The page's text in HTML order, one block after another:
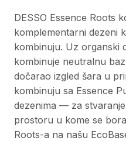
DESSO Essence Roots
komplementarni dezeni
kombinuju. Uz organski
kombinuje neutralnu
dočarao izgled šara u
kombinuju sa Essence
dezenima — za
prostoru u kome se
Roots-a na našu